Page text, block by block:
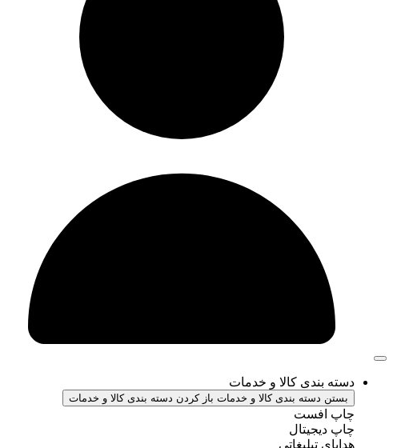
دسته بندی کالا و خدمات
بستن دسته بندی کالا و خدمات باز کردن دسته بندی کالا و خدمات
چاپ افست
چاپ دیجیتال
هدایای تبلیغاتی